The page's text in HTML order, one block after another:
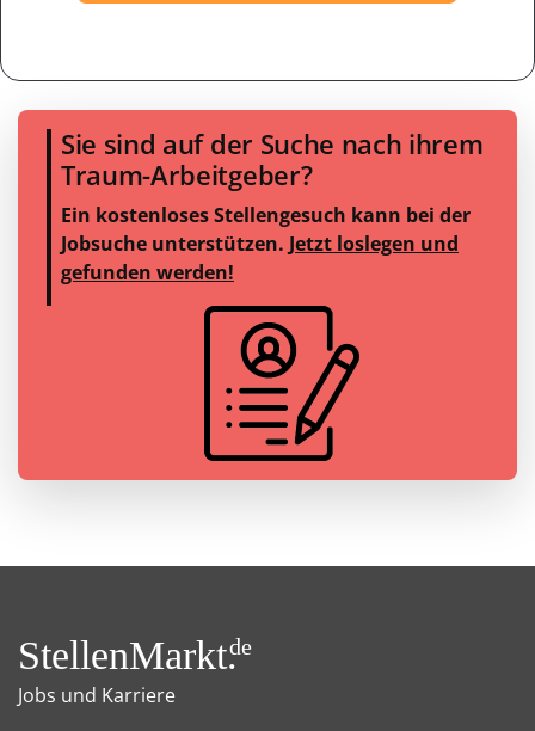
Sie sind auf der Suche nach ihrem
Traum-Arbeitgeber?
Ein kostenloses Stellengesuch kann bei der
Jobsuche unterstützen. Jetzt loslegen und
gefunden werden!
StellenMarkt.de
Jobs und Karriere